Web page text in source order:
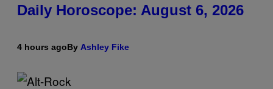
Daily Horoscope: August 6, 2026
4 hours agoBy Ashley Fike